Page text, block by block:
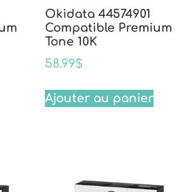
Okidata 44574901
Compatible Premium
Tone 10K
58.99$
Ajouter au panier